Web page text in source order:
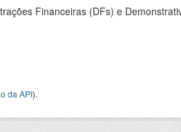
Financeiras (DFs) e
da API).